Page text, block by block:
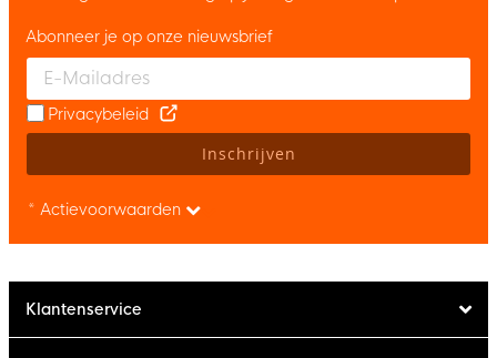
Enter your email and accept the privacy policy to subscribe to
Abonneer je op onze nieuwsbrief
Privacybeleid
Inschrijven
* Actievoorwaarden
Klantenservice